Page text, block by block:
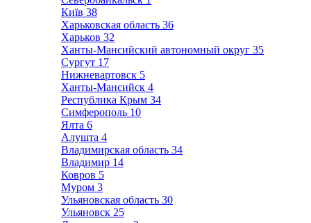
Київ 38
Харьковская область 36
Харьков 32
Ханты-Мансийский автономный округ 35
Сургут 17
Нижневартовск 5
Ханты-Мансийск 4
Республика Крым 34
Симферополь 10
Ялта 6
Алушта 4
Владимирская область 34
Владимир 14
Ковров 5
Муром 3
Ульяновская область 30
Ульяновск 25